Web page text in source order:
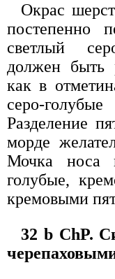
Окрас
постепенно
светлый
должен быть
как в
серо-
Разделение
морде
Мочка носа
голубые,
кремовыми
32 b ChP.